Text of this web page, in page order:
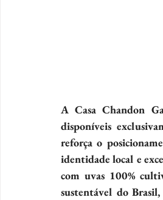
A Casa Chandon
disponíveis
reforça o
identidade local e
com uvas 100%
sustentável do